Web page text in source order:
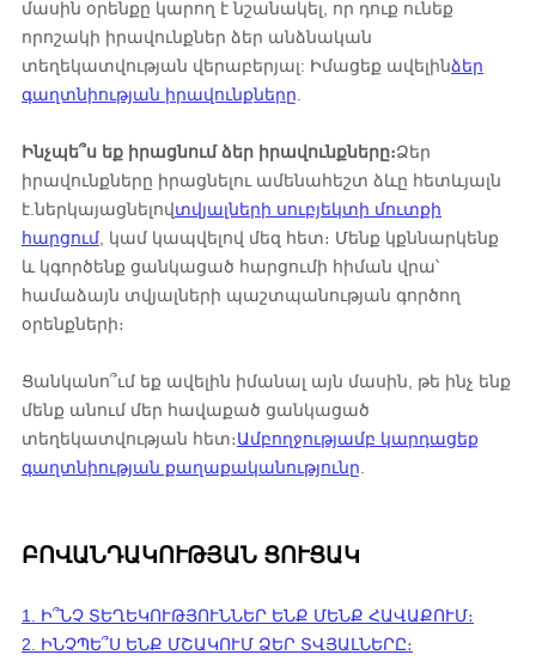
մասին օրենքը կարող է նշանակել, որ դուք ունեք
որոշակի իրավունքներ ձեր անձնական
տեղեկատվության վերաբերյալ: Իմացեք ավելինձեր
գաղտնիության իրավունքները
Ինչպե՞ս եք իրացնում ձեր իրավունքները։Ձեր
իրավունքները իրացնելու ամենահեշտ ձևը հետևյալն
է.ներկայացնելովտվյալների սուբյեկտի մուտքի
հարցում , կամ կապվելով մեզ հետ։ Մենք կքննարկենք
և կգործենք ցանկացած հարցումի հիման վրա՝
համաձայն տվյալների պաշտպանության գործող
օրենքների։
Ցանկանո՞ւմ եք ավելին իմանալ այն մասին, թե ինչ ենք
մենք անում մեր հավաքած ցանկացած
տեղեկատվության հետ։Ամբողջությամբ կարդացեք
գաղտնիության քաղաքականությունը
ԲՈՎԱՆԴԱԿՈՒԹՅԱՆ ՑՈՒՑԱԿ
1. Ի՞ՆՉ ՏԵՂԵԿՈՒԹՅՈՒՆՆԵՐ ԵՆՔ ՄԵՆՔ ՀԱՎԱՔՈՒՄ։
2. ԻՆՉՊԵ՞Ս ԵՆՔ ՄՇԱԿՈՒՄ ՁԵՐ ՏՎՅԱԼՆԵՐԸ։